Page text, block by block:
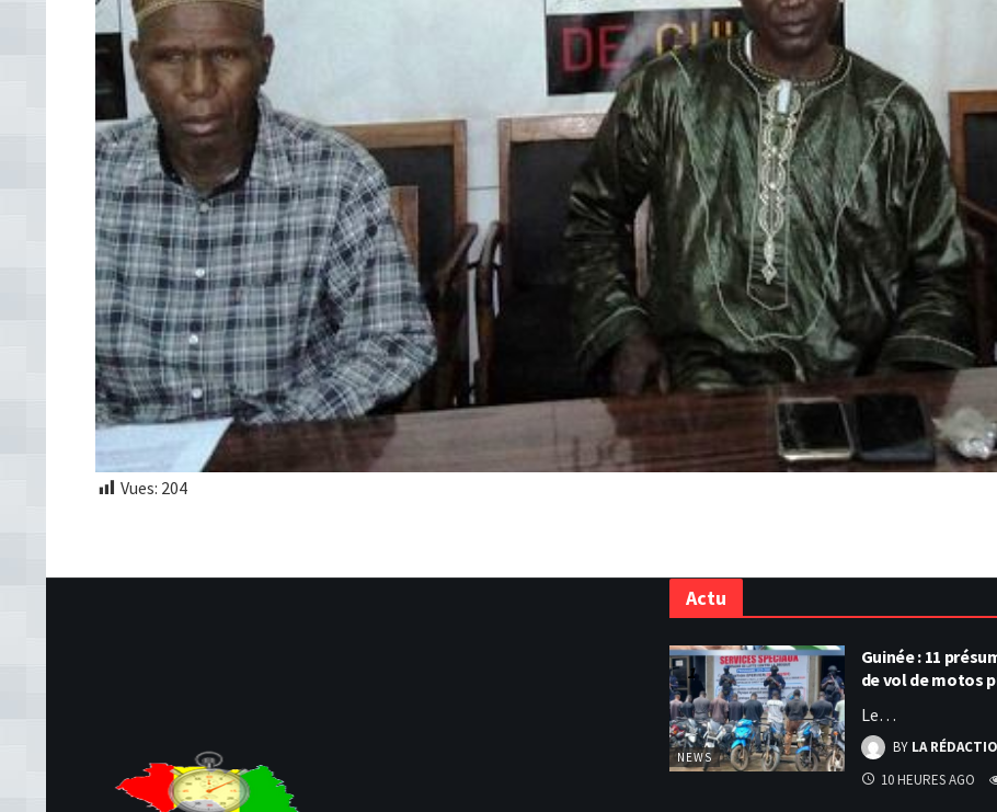
Vues: 204
Actu
NEWS
Guinée : 11
de vol de motos
Le…
BY LA
10 HEURES AGO